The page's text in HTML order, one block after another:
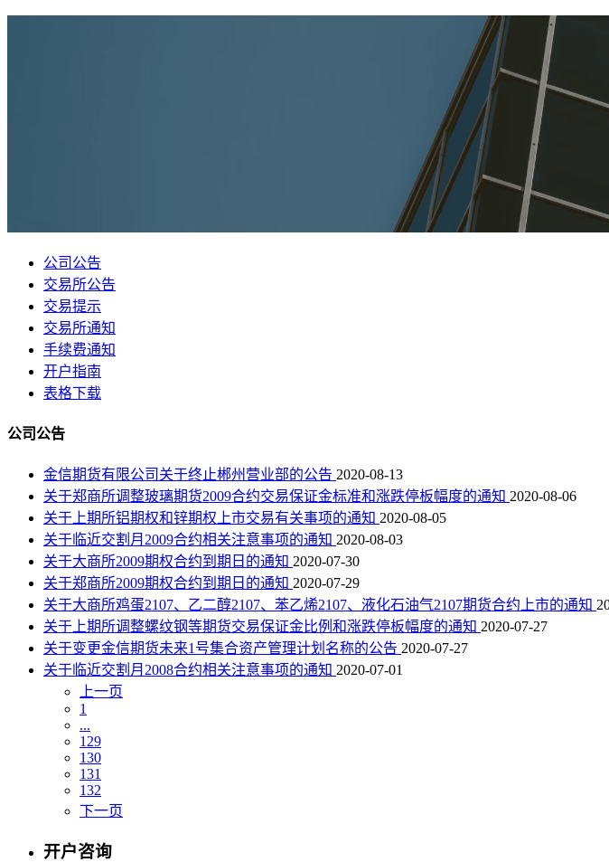
公司公告
交易所公告
交易提示
交易所通知
手续费通知
开户指南
表格下载
公司公告
金信期货有限公司关于终止郴州营业部的公告 2020-08-13
关于郑商所调整玻璃期货2009合约交易保证金标准和涨跌停板幅度的通知 2020-08-06
关于上期所铝期权和锌期权上市交易有关事项的通知 2020-08-05
关于临近交割月2009合约相关注意事项的通知 2020-08-03
关于大商所2009期权合约到期日的通知 2020-07-30
关于郑商所2009期权合约到期日的通知 2020-07-29
关于大商所鸡蛋2107、乙二醇2107、苯乙烯2107、液化石油气2107期货合约上市的通知
关于上期所调整螺纹钢等期货交易保证金比例和涨跌停板幅度的通知 2020-07-27
关于变更金信期货未来1号集合资产管理计划名称的公告 2020-07-27
关于临近交割月2008合约相关注意事项的通知 2020-07-01
上一页
1
...
129
130
131
132
下一页
开户咨询